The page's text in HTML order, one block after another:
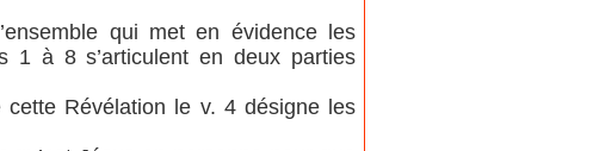
qui met en évidence les
1 à 8 s’articulent en deux parties
cette Révélation le v. 4 désigne les